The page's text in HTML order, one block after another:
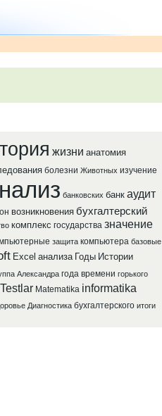
жизни анатомия
болезни Животных изучение
банковских банк аудит
возникновения бухгалтерский
комплекс государства значение
защита компьютера базовые
Excel анализа Годы Истории
Александра года времени горького
Testlar Matematika informatika
Диагностика бухгалтерского итоги